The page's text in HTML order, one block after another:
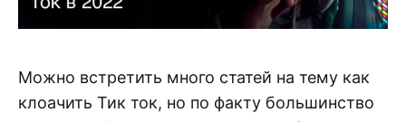
Можно встретить много статей на тему как
клоачить Тик ток, но по факту большинство